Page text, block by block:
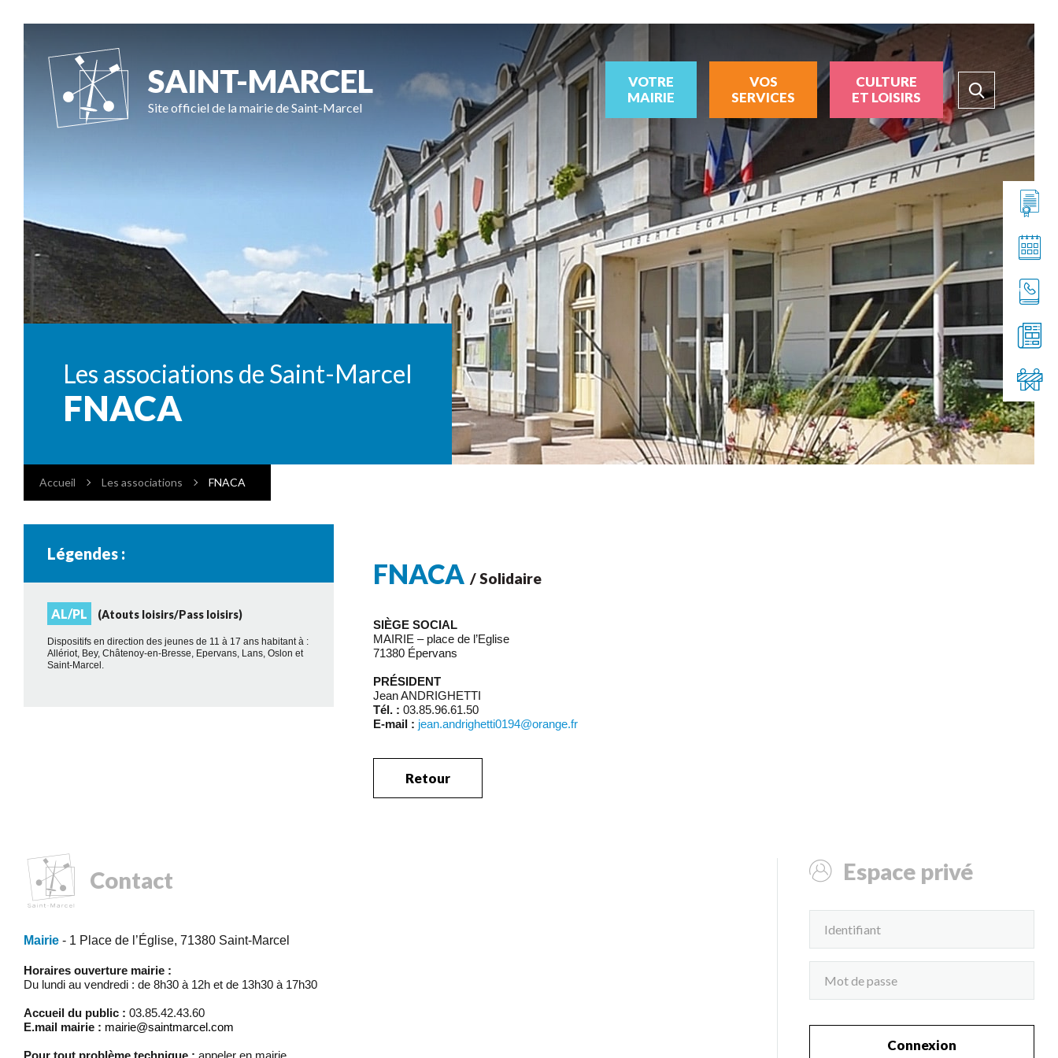
SAINT-MARCEL
Site officiel de la mairie de Saint-Marcel
VOTRE
MAIRIE
VOS
SERVICES
CULTURE
ET LOISIRS
Les associations de Saint-Marcel
FNACA
Accueil Les associations FNACA
Légendes :
AL/PL (Atouts loisirs/Pass loisirs)
Dispositifs en direction des jeunes de 11 à 17 ans habitant à :
Allériot, Bey, Châtenoy-en-Bresse, Epervans, Lans, Oslon et
Saint-Marcel.
FNACA / Solidaire
SIÈGE SOCIAL
MAIRIE – place de l’Eglise
71380 Épervans
PRÉSIDENT
Jean ANDRIGHETTI
Tél. : 03.85.96.61.50
E-mail : jean.andrighetti0194@orange.fr
Retour
Contact
Mairie - 1 Place de l’Église, 71380 Saint-Marcel
Horaires ouverture mairie :
Du lundi au vendredi : de 8h30 à 12h et de 13h30 à 17h30
Accueil du public : 03.85.42.43.60
E.mail mairie : mairie@saintmarcel.com
Pour tout problème technique : appeler en mairie.
Espace privé
Connexion